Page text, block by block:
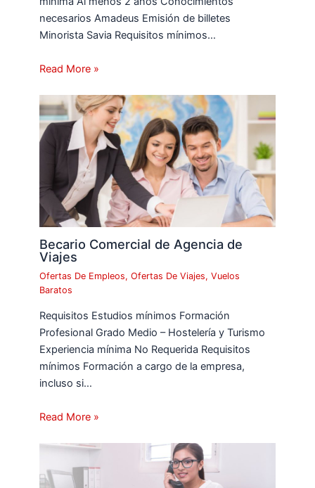
necesarios Amadeus Emisión de billetes
Minorista Savia Requisitos mínimos…
Read More »
Becario Comercial de Agencia de
Viajes
Ofertas De Empleos,Ofertas De Viajes,Vuelos
Baratos
Requisitos Estudios mínimos Formación
Profesional Grado Medio – Hostelería y Turismo
Experiencia mínima No Requerida Requisitos
mínimos Formación a cargo de la empresa,
incluso si…
Read More »